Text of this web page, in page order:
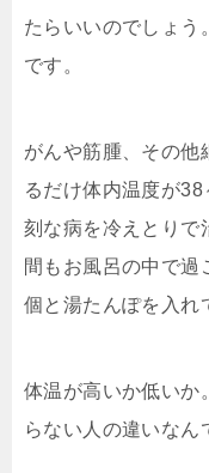
たらいいのでしょう
です 。
がんや筋腫、その他
るだけ体内温度が
刻な病を冷えとりで
間も お風呂の中で過
個と湯た んぽを入れ
体温が高いか低いか
らない人の違いなん